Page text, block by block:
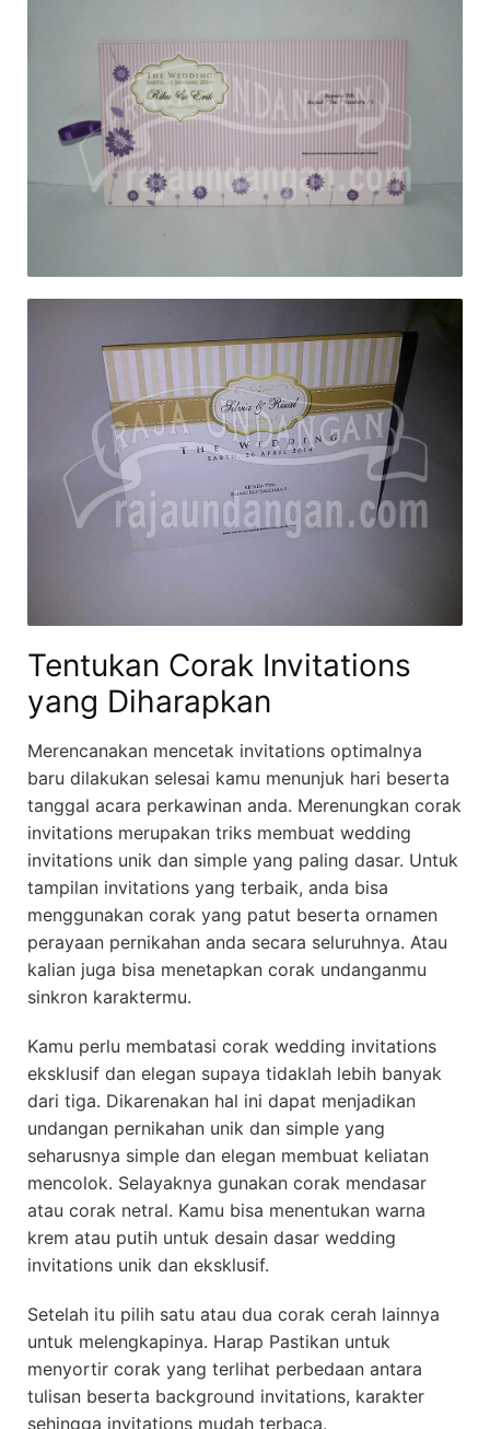
Tentukan Corak Invitations
yang Diharapkan
Merencanakan mencetak invitations optimalnya
baru dilakukan selesai kamu menunjuk hari beserta
tanggal acara perkawinan anda. Merenungkan corak
invitations merupakan triks membuat wedding
invitations unik dan simple yang paling dasar. Untuk
tampilan invitations yang terbaik, anda bisa
menggunakan corak yang patut beserta ornamen
perayaan pernikahan anda secara seluruhnya. Atau
kalian juga bisa menetapkan corak undanganmu
sinkron karaktermu.
Kamu perlu membatasi corak wedding invitations
eksklusif dan elegan supaya tidaklah lebih banyak
dari tiga. Dikarenakan hal ini dapat menjadikan
undangan pernikahan unik dan simple yang
seharusnya simple dan elegan membuat keliatan
mencolok. Selayaknya gunakan corak mendasar
atau corak netral. Kamu bisa menentukan warna
krem atau putih untuk desain dasar wedding
invitations unik dan eksklusif.
Setelah itu pilih satu atau dua corak cerah lainnya
untuk melengkapinya. Harap Pastikan untuk
menyortir corak yang terlihat perbedaan antara
tulisan beserta background invitations, karakter
sehingga invitations mudah terbaca.